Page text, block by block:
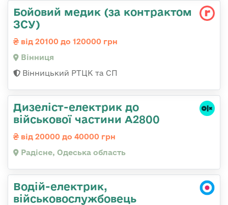
Бойовий медик (за контрактом
ЗСУ)
від 20100 до 120000 грн
Вінниця
Вінницький РТЦК та СП
Дизеліст-електрик до
військової частини А2800
від 20000 до 40000 грн
Радісне, Одеська область
Водій-електрик,
військовослужбовець